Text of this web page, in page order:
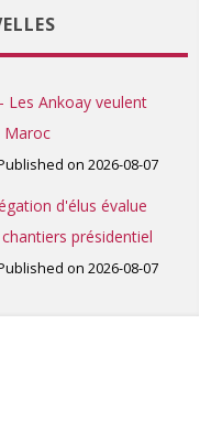
Les Ankoay veulent
Maroc
on 2026-08-07
d'élus évalue
présidentiel
on 2026-08-07